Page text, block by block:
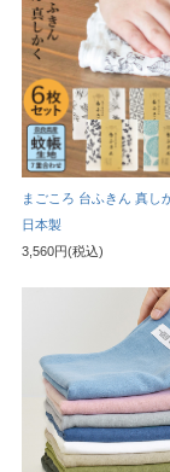
まごころ 台ふきん 真し
日本製
3,560円(税込)